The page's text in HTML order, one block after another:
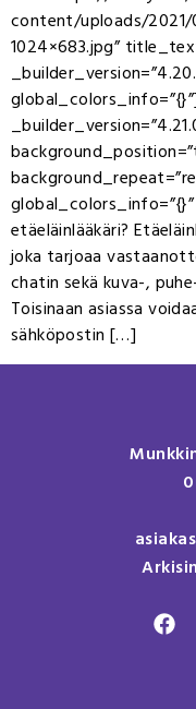
content/uploads/2021/
1024×683.jpg”
etäeläinlääkäri?
joka tarjoaa
chatin sekä kuva-,
Toisinaan asiassa
sähköpostin […]